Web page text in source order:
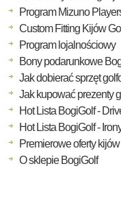
Program Mizuno
Custom Fitting Kijów
Program lojalnościowy
Bony podarunkowe
Jak dobierać sprzęt
Jak kupować prezenty
Hot Lista BogiGolf -
Hot Lista BogiGolf -
Premierowe oferty
O sklepie BogiGolf